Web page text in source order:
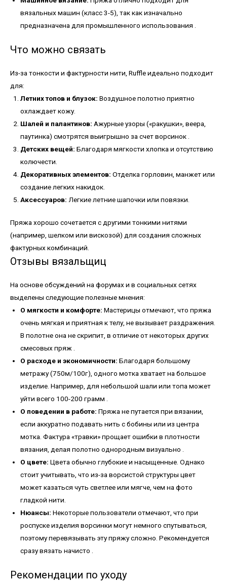
вязальных машин (класс 3-5), так как изначально
предназначена для промышленного использования
Что можно связать
Из-за тонкости и фактурности нити, Ruffle идеально подходит
для:
Летних топов и блузок: Воздушное полотно приятно
охлаждает кожу.
Шалей и палантинов: Ажурные узоры («ракушки», веера,
паутинка) смотрятся выигрышно за счет ворсинок
Детских вещей: Благодаря мягкости хлопка и отсутствию
колючести.
Декоративных элементов: Отделка горловин, манжет или
создание легких накидок.
Аксессуаров: Легкие летние шапочки или повязки.
Пряжа хорошо сочетается с другими тонкими нитями
(например, шелком или вискозой) для создания сложных
фактурных комбинаций.
Отзывы вязальщиц
На основе обсуждений на форумах и в социальных сетях
выделены следующие полезные мнения:
О мягкости и комфорте: Мастерицы отмечают, что пряжа
очень мягкая и приятная к телу, не вызывает раздражения.
В полотне она не скрипит, в отличие от некоторых других
смесовых пряж
О расходе и экономичности: Благодаря большому
метражу (750м/100г), одного мотка хватает на большое
изделие. Например, для небольшой шали или топа может
уйти всего 100-200 грамм
О поведении в работе: Пряжа не путается при вязании,
если аккуратно подавать нить с бобины или из центра
мотка. Фактура «травки» прощает ошибки в плотности
вязания, делая полотно однородным визуально
О цвете: Цвета обычно глубокие и насыщенные. Однако
стоит учитывать, что из-за ворсистой структуры цвет
может казаться чуть светлее или мягче, чем на фото
гладкой нити.
Нюансы: Некоторые пользователи отмечают, что при
роспуске изделия ворсинки могут немного спутываться,
поэтому перевязывать эту пряжу сложно. Рекомендуется
сразу вязать начисто
Рекомендации по уходу